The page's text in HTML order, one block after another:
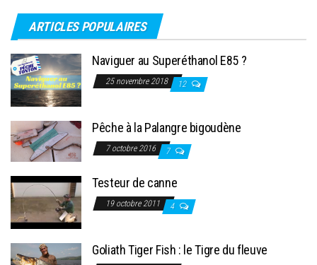
ARTICLES POPULAIRES
Naviguer au Superéthanol E85 ?
25 novembre 2018 12
Pêche à la Palangre bigoudène
7 octobre 2016 7
Testeur de canne
19 octobre 2011 4
Goliath Tiger Fish : le Tigre du fleuve